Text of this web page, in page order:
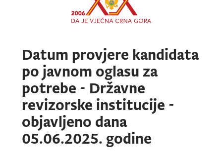
Datum provjere kandidata
po javnom oglasu za
potrebe - Državne
revizorske institucije -
objavljeno dana
05.06.2025. godine